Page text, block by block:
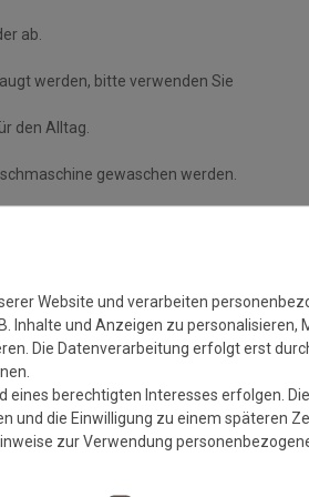
ab.
werden, bitte verwenden Sie
den Alltag.
gewaschen werden.
Sie die Matte einmal im Jahr, um
Untergrund liegt, um eine
und vermindert die Gefahr von
ferngehalten wird.
mit gummibeschichteten
Website und verarbeiten
Inhalte und Anzeigen zu personalisieren,
Die Datenverarbeitung erfolgt erst
eines berechtigten Interesses erfolgen.
und die Einwilligung zu einem späteren
zur Verwendung